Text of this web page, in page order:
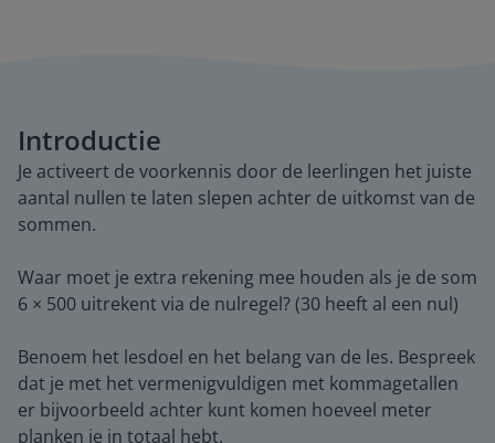
Introductie
Je activeert de voorkennis door de leerlingen het juiste
aantal nullen te laten slepen achter de uitkomst van de
sommen.
Waar moet je extra rekening mee houden als je de som
6 × 500 uitrekent via de nulregel? (30 heeft al een nul)
Benoem het lesdoel en het belang van de les. Bespreek
dat je met het vermenigvuldigen met kommagetallen
er bijvoorbeeld achter kunt komen hoeveel meter
planken je in totaal hebt.